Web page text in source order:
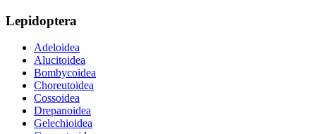
Lepidoptera
Adeloidea
Alucitoidea
Bombycoidea
Choreutoidea
Cossoidea
Drepanoidea
Gelechioidea